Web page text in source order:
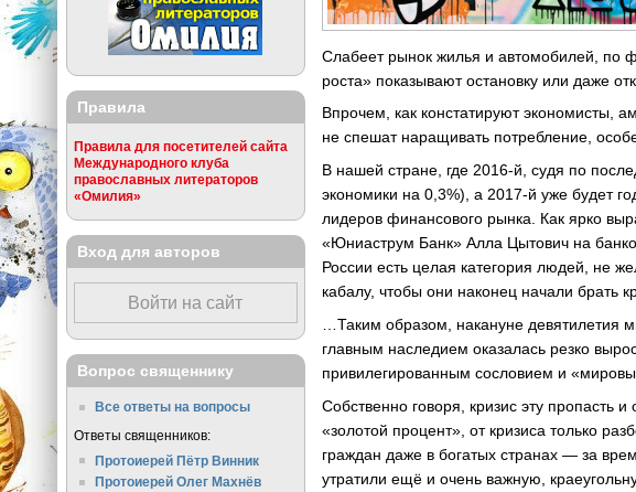
Слабеет рынок жилья и автомобилей, по
роста» показывают остановку или даже
Впрочем, как констатируют экономисты,
не спешат наращивать потребление,
В нашей стране, где 2016-й, судя по
экономики на 0,3%), а 2017-й уже будет
лидеров финансового рынка. Как ярко
«Юниаструм Банк» Алла Цытович на
России есть целая категория людей, не
кабалу, чтобы они наконец начали брать
…Таким образом, накануне девятилетия
главным наследием оказалась резко
привилегированным сословием и
Собственно говоря, кризис эту пропасть
«золотой процент», от кризиса только
граждан даже в богатых странах — за
утратили ещё и очень важную,
Правила
Правила для посетителей сайта
Международного клуба
православных литераторов
«Омилия»
Вход для авторов
Войти на сайт
Вопрос священнику
Все ответы на вопросы
Ответы священников:
Протоиерей Пётр Винник
Протоиерей Олег Махнёв